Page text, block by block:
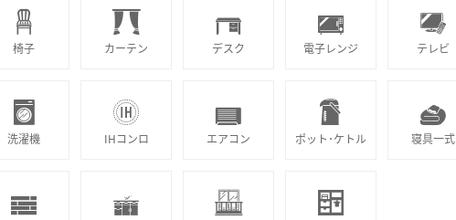
椅子 カーテン デスク 電子レンジ テレビ
洗濯機 IHコンロ エアコン ポット･ケトル 寝具一式